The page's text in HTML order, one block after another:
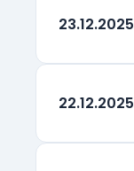
23.12.2025
22.12.2025